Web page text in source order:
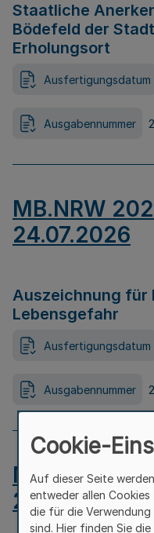
Staatliche
Bödefeld der
Erholungsort
Ausfertigungsdatum
Ausgabennummer
MB.NRW
24.07.2026
Auszeichnung für
Lebensgefahr
Ausfertigungsdatum
Ausgabennummer
MB.NRW
24.07.2026
Cookie-
Auf dieser Seite
entweder allen Cookies
die für die
sind. Hier finden Sie die